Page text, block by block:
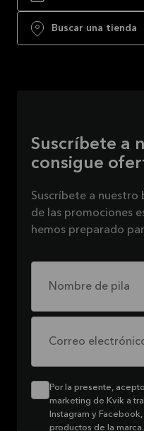
Buscar una tienda
Suscríbete a
consigue
Suscríbete a
de las promociones
hemos preparado
Nombre de pila
Correo
Por la presente,
marketing de Kvik a
Instagram y
productos de la